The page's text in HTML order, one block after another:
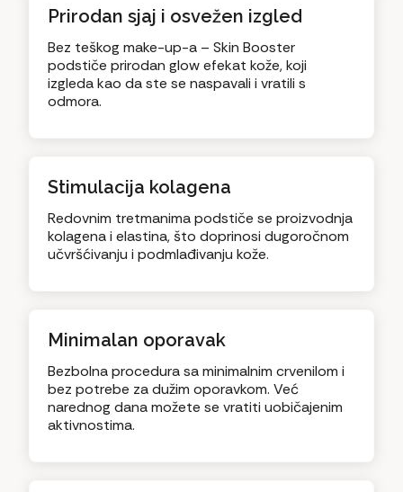
Prirodan sjaj i osvežen izgled
Bez teškog make-up-a – Skin Booster
podstiče prirodan glow efekat kože, koji
izgleda kao da ste se naspavali i vratili s
odmora.
Stimulacija kolagena
Redovnim tretmanima podstiče se proizvodnja
kolagena i elastina, što doprinosi dugoročnom
učvršćivanju i podmlađivanju kože.
Minimalan oporavak
Bezbolna procedura sa minimalnim crvenilom i
bez potrebe za dužim oporavkom. Već
narednog dana možete se vratiti uobičajenim
aktivnostima.